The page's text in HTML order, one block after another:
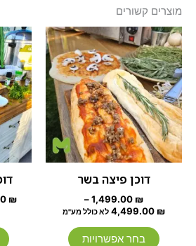
מוצרים קשורים
דוכן פיצה בשר
1,499.00 ₪
–
4,499.00 ₪
טווח
מחירים:
עד
לא כולל מע"מ
בחר אפשרויות
למוצר
זה
יש
מספר
סוגים.
ניתן
לבחור
את
₪